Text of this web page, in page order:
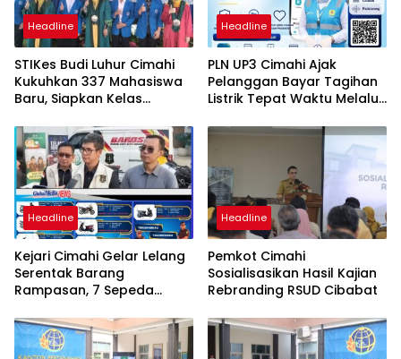
Headline
STIKes Budi Luhur Cimahi
Kukuhkan 337 Mahasiswa
Baru, Siapkan Kelas
Student Exchange ke
Filipina
Headline
PLN UP3 Cimahi Ajak
Pelanggan Bayar Tagihan
Listrik Tepat Waktu Melalui
Headline
Kejari Cimahi Gelar Lelang
Serentak Barang
Rampasan, 7 Sepeda
Siap Diburu Masyarakat
Headline
Pemkot Cimahi
Sosialisasikan Hasil Kajian
Rebranding RSUD Cibabat